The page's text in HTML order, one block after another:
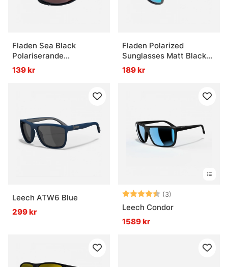
Fladen Sea Black
Polariserande
Solglasögon Koppar Lins
139 kr
Fladen Polarized
Sunglasses Matt Black
Green/Grey Revo Lens
189 kr
Leech ATW6 Blue
299 kr
Betyg: (3)
Leech Condor
1589 kr